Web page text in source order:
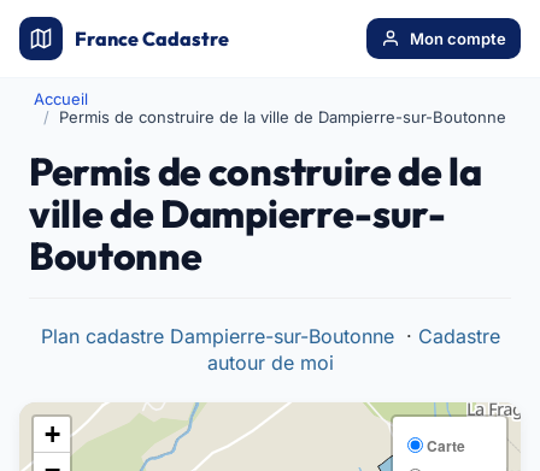
France Cadastre Mon compte
Accueil
Permis de construire de la ville de Dampierre-sur-Boutonne
Permis de construire de la
ville de Dampierre-sur-
Boutonne
Plan cadastre Dampierre-sur-Boutonne· Cadastre
autour de moi
+
Carte